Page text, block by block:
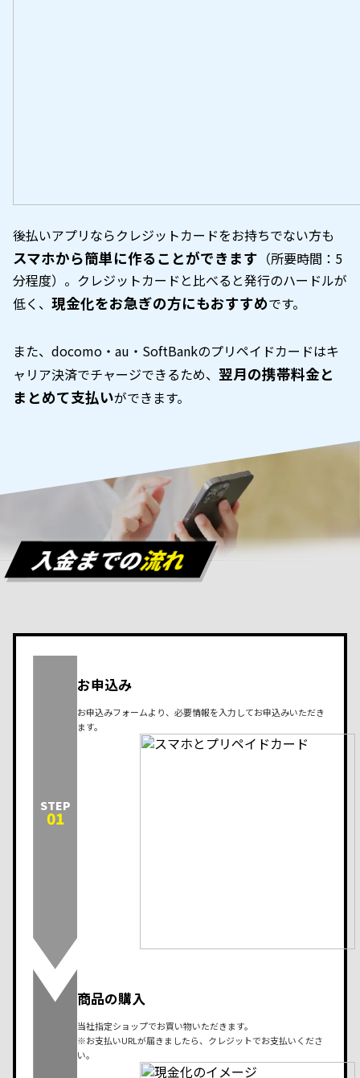
後払いアプリならクレジットカードをお持ちでない方も
スマホから簡単に作ることができます （所要時間：5
分程度）。クレジットカードと比べると発行のハードルが
低く、 現金化をお急ぎの方にもおすすめです。
また、docomo・au・SoftBankのプリペイドカードはキ
ャリア決済でチャージできるため、 翌月の携帯料金と
まとめて支払いができます。
入金までの流れ
STEP
01
お申込み
お申込みフォームより、必要情報を入力してお申込みいただき
ます。
商品の購入
当社指定ショップでお買い物いただきます。
※お支払いURLが届きましたら、クレジットでお支払いくださ
い。